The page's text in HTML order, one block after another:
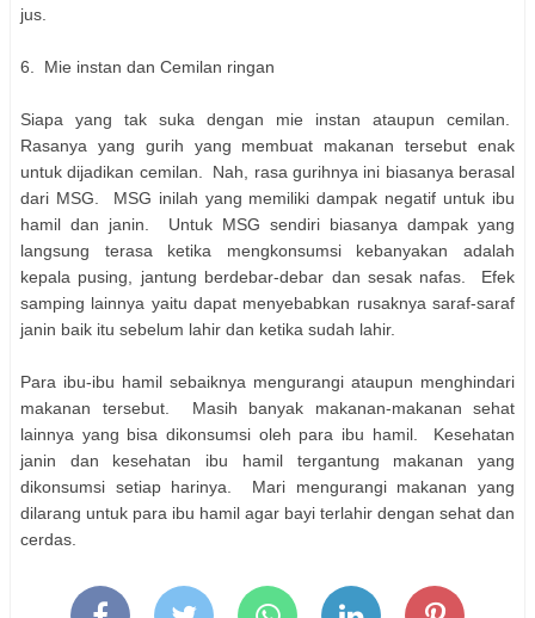
jus.
6. Mie instan dan Cemilan ringan
Siapa yang tak suka dengan mie instan ataupun cemilan.
Rasanya yang gurih yang membuat makanan tersebut enak
untuk dijadikan cemilan. Nah, rasa gurihnya ini biasanya berasal
dari MSG. MSG inilah yang memiliki dampak negatif untuk ibu
hamil dan janin. Untuk MSG sendiri biasanya dampak yang
langsung terasa ketika mengkonsumsi kebanyakan adalah
kepala pusing, jantung berdebar-debar dan sesak nafas. Efek
samping lainnya yaitu dapat menyebabkan rusaknya saraf-saraf
janin baik itu sebelum lahir dan ketika sudah lahir.
Para ibu-ibu hamil sebaiknya mengurangi ataupun menghindari
makanan tersebut. Masih banyak makanan-makanan sehat
lainnya yang bisa dikonsumsi oleh para ibu hamil. Kesehatan
janin dan kesehatan ibu hamil tergantung makanan yang
dikonsumsi setiap harinya. Mari mengurangi makanan yang
dilarang untuk para ibu hamil agar bayi terlahir dengan sehat dan
cerdas.